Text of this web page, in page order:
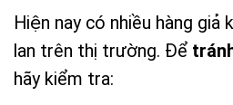
Hiện nay có nhiều hàng
lan trên thị trường. Để
hãy kiểm tra: